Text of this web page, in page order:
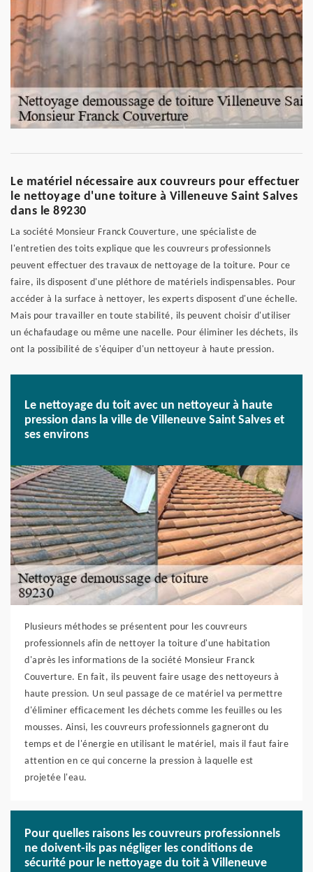
Le matériel nécessaire aux couvreurs pour effectuer
le nettoyage d'une toiture à Villeneuve Saint Salves
dans le 89230
La société Monsieur Franck Couverture, une spécialiste de
l'entretien des toits explique que les couvreurs professionnels
peuvent effectuer des travaux de nettoyage de la toiture. Pour ce
faire, ils disposent d'une pléthore de matériels indispensables. Pour
accéder à la surface à nettoyer, les experts disposent d'une échelle.
Mais pour travailler en toute stabilité, ils peuvent choisir d'utiliser
un échafaudage ou même une nacelle. Pour éliminer les déchets, ils
ont la possibilité de s'équiper d'un nettoyeur à haute pression.
Le nettoyage du toit avec un nettoyeur à haute
pression dans la ville de Villeneuve Saint Salves et
ses environs
Plusieurs méthodes se présentent pour les couvreurs
professionnels afin de nettoyer la toiture d'une habitation
d'après les informations de la société Monsieur Franck
Couverture. En fait, ils peuvent faire usage des nettoyeurs à
haute pression. Un seul passage de ce matériel va permettre
d'éliminer efficacement les déchets comme les feuilles ou les
mousses. Ainsi, les couvreurs professionnels gagneront du
temps et de l'énergie en utilisant le matériel, mais il faut faire
attention en ce qui concerne la pression à laquelle est
projetée l'eau.
Pour quelles raisons les couvreurs professionnels
ne doivent-ils pas négliger les conditions de
sécurité pour le nettoyage du toit à Villeneuve